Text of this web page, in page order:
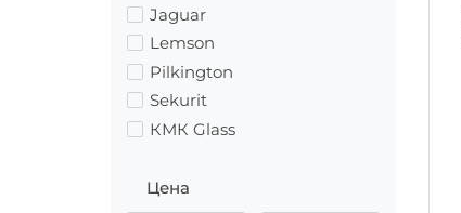
Jaguar
Lemson
Pilkington
Sekurit
КМК Glass
Цена